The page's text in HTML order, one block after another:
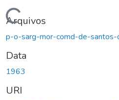
Carregando...
Arquivos
p-o-sarg-mor-comd-de-
Data
1963
URI